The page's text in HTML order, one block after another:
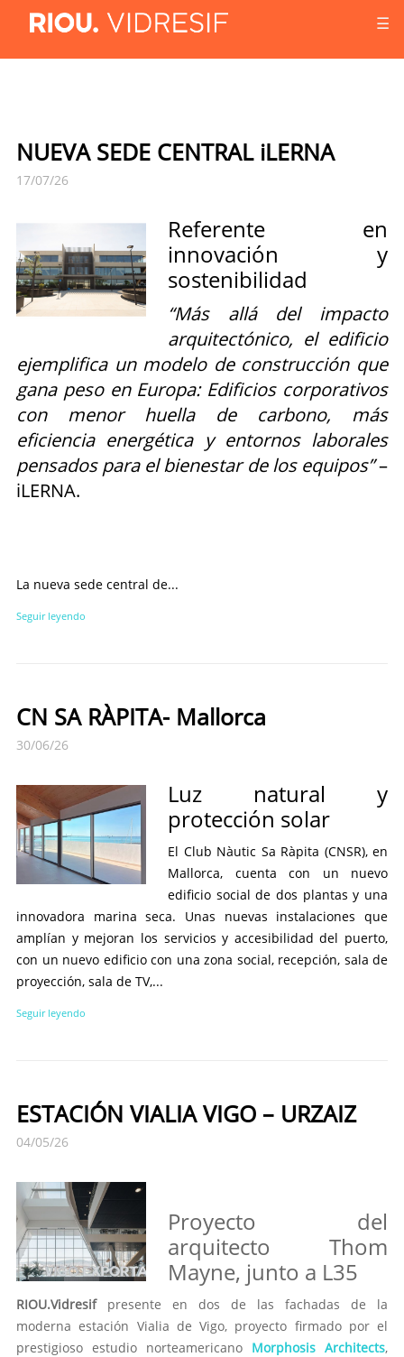
☰
NUEVA SEDE CENTRAL iLERNA
17/07/26
Referente en
innovación y
sostenibilidad
“Más allá del impacto
arquitectónico, el edificio
ejemplifica un modelo de construcción que
gana peso en Europa: Edificios corporativos
con menor huella de carbono, más
eficiencia energética y entornos laborales
pensados para el bienestar de los equipos”–
iLERNA.
La nueva sede central de...
Seguir leyendo
CN SA RÀPITA- Mallorca
30/06/26
Luz natural y
protección solar
El Club Nàutic Sa Ràpita (CNSR), en
Mallorca, cuenta con un nuevo
edificio social de dos plantas y una
innovadora marina seca. Unas nuevas instalaciones que
amplían y mejoran los servicios y accesibilidad del puerto,
con un nuevo edificio con una zona social, recepción, sala de
proyección, sala de TV,...
Seguir leyendo
ESTACIÓN VIALIA VIGO – URZAIZ
04/05/26
Proyecto del
arquitecto Thom
Mayne, junto a L35
RIOU.Vidresifpresente en dos de las fachadas de la
moderna estación Vialia de Vigo, proyecto firmado por el
prestigioso estudio norteamericano Morphosis Architects,